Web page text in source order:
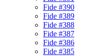
Fide #390
Fide #389
Fide #388
Fide #387
Fide #386
Fide #385